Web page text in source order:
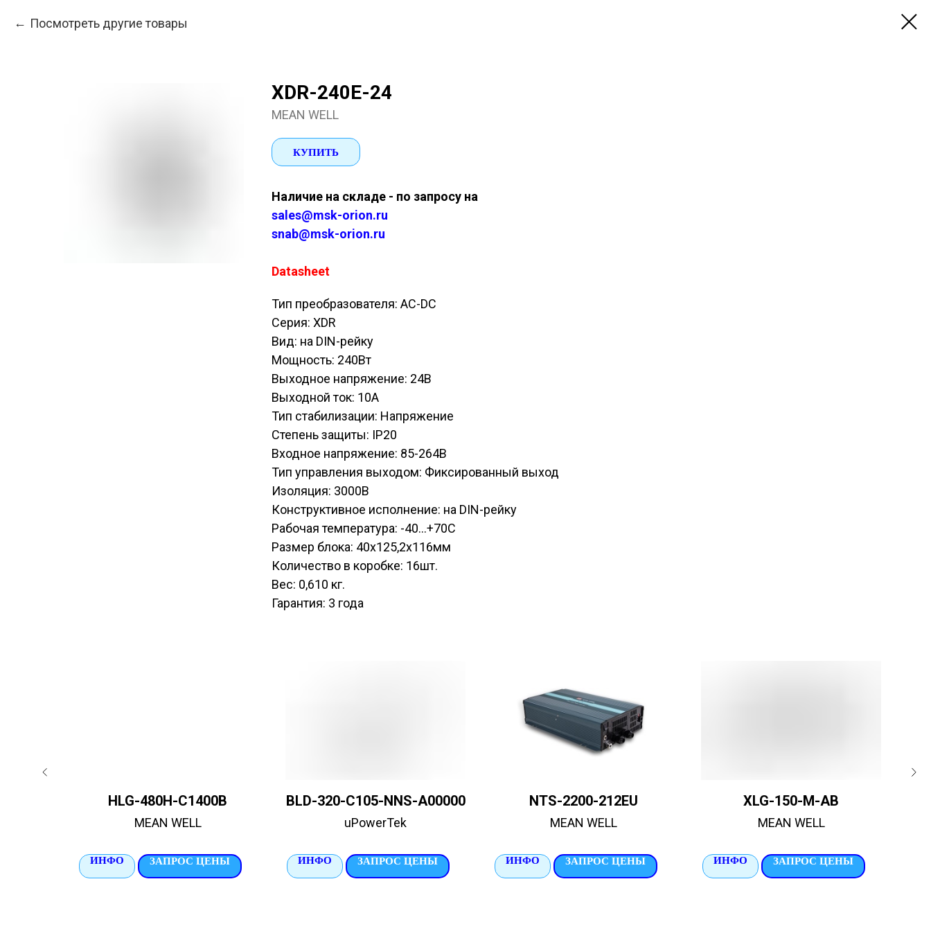
Посмотреть другие товары
XDR-240E-24
MEAN WELL
КУПИТЬ
Наличие на складе - по запросу на
sales@msk-orion.ru
snab@msk-orion.ru
Datasheet
Тип преобразователя: AC-DC
Серия: XDR
Вид: на DIN-рейку
Мощность: 240Вт
Выходное напряжение: 24В
Выходной ток: 10А
Тип стабилизации: Напряжение
Степень защиты: IP20
Входное напряжение: 85-264В
Тип управления выходом: Фиксированный выход
Изоляция: 3000В
Конструктивное исполнение: на DIN-рейку
Рабочая температура: -40...+70С
Размер блока: 40х125,2х116мм
Количество в коробке: 16шт.
Вес: 0,610 кг.
Гарантия: 3 года
HLG-480H-C1400B
MEAN WELL
ИНФО ЗАПРОС ЦЕНЫ
BLD-320-C105-NNS-A00000
uPowerTek
ИНФО ЗАПРОС ЦЕНЫ
NTS-2200-212EU
MEAN WELL
ИНФО ЗАПРОС ЦЕНЫ
XLG-150-M-AB
MEAN WELL
ИНФО ЗАПРОС ЦЕНЫ